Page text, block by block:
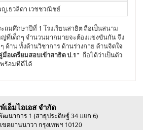
.ธวลิดา เวชชวณิชย์
ถมศึกษาปีที่ 1 โรงเรียนสาธิต ถือเป็นสนาม
ที่เด็กๆ จำนวนมากมายจะต้องแข่งขันกัน จึง
ด้าน ทั้งด้านวิชาการ ด้านร่างกาย ด้านจิตใจ
อเตรียมสอบเข้าสาธิต ป.1" ถือได้ว่าเป็นตัว
ร้อมที่ดีได้
อ็มไอเอส จำกัด
นาการ 1 (สาธุประดิษฐ์ 34 แยก 6)
ขตยานนาวา กรุงเทพฯ 10120